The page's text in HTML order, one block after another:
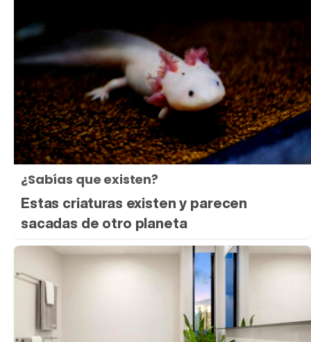
¿Sabías que existen?
Estas criaturas existen y parecen
sacadas de otro planeta